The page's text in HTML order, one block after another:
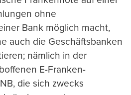
ohne
Bank möglich macht,
auch die Geschäftsbanken
nämlich in der
E-Franken-
die sich zwecks